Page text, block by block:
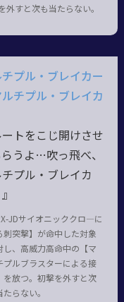
すと次も当たらない。
プル・ブレイカー
ルチプル・ブレイカ
ートをこじ開けさせ
うよ…吹っ飛べ、
プル・ブレイカ
JDサイオニッククロ―に
刺突撃】が命中した対象
し、高威力高命中の【マ
プルブラスターによる接
を放つ。初撃を外すと次
たらない。